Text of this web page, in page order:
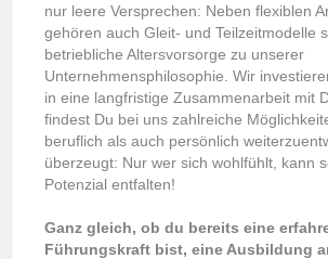
nur leere Versprechen: Neben flexiblen
gehören auch Gleit- und Teilzeitmodelle
betriebliche Altersvorsorge zu unserer
Unternehmensphilosophie. Wir
in eine langfristige Zusammenarbeit mit
findest Du bei uns zahlreiche
beruflich als auch persönlich
überzeugt: Nur wer sich wohlfühlt, kann
Potenzial entfalten!
Ganz gleich, ob du bereits eine
Führungskraft bist, eine Ausbildung